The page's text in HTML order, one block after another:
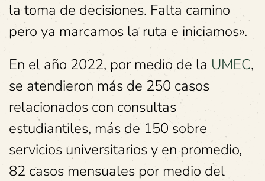
la toma de decisiones. Falta camino
pero ya marcamos la ruta e iniciamos».
En el año 2022, por medio de la UMEC,
se atendieron más de 250 casos
relacionados con consultas
estudiantiles, más de 150 sobre
servicios universitarios y en promedio,
82 casos mensuales por medio del